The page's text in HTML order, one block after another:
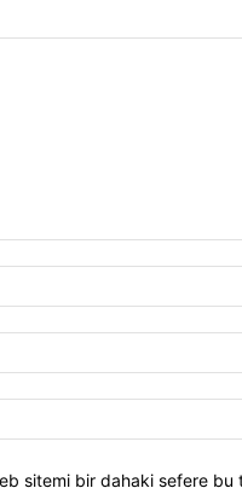
sitemi bir dahaki sefere bu